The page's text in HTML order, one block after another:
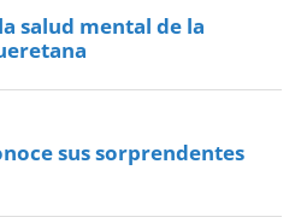
salud mental de la
sus sorprendentes